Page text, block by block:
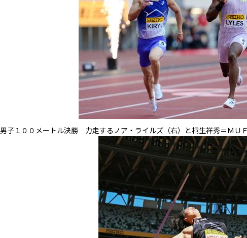
男子１００メートル決勝 力走するノア・ライルズ（右）と桐生祥秀＝ＭＵＦ